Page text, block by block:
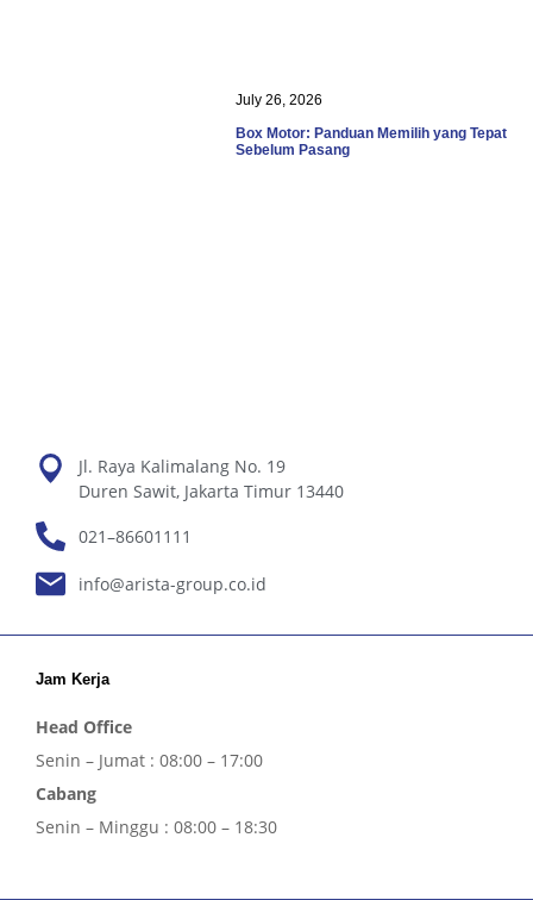
Box Motor: Panduan Memilih yang Tepat
Sebelum Pasang
July 26, 2026
Jl. Raya Kalimalang No. 19
Duren Sawit, Jakarta Timur 13440
021–86601111
info@arista-group.co.id
Jam Kerja
Head Office
Senin – Jumat : 08:00 – 17:00
Cabang
Senin – Minggu : 08:00 – 18:30